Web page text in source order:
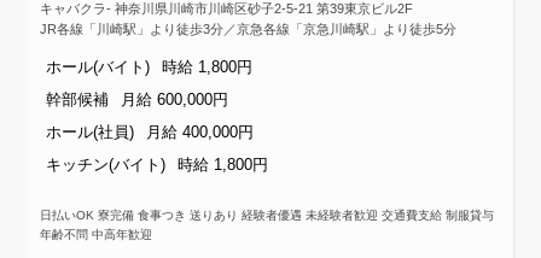
キャバクラ- 神奈川県川崎市川崎区砂子2-5-21 第39東京ビル2F
JR各線「川崎駅」より徒歩3分／京急各線「京急川崎駅」より徒歩5分
ホール(バイト)
時給 1,800円
幹部候補
月給 600,000円
ホール(社員)
月給 400,000円
キッチン(バイト)
時給 1,800円
日払いOK 寮完備 食事つき 送りあり 経験者優遇 未経験者歓迎 交通費支給 制服貸与
年齢不問 中高年歓迎